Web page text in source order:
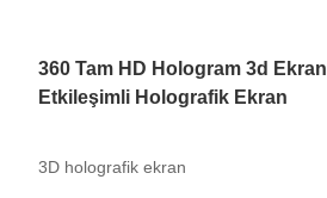
360 Tam HD Hologram 3d Ekran
Etkileşimli Holografik Ekran
3D holografik ekran